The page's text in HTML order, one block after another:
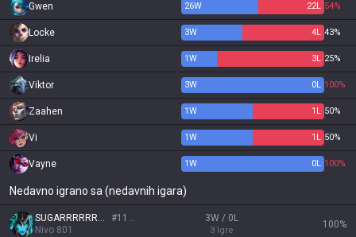
Gwen 26W 22L 54%
Locke 3W 4L 43%
Irelia 1W 3L 25%
Viktor 3W 0L 100%
Zaahen 1W 1 L 50%
Vi 1W 1 L 50%
Vayne 1W 0L 100%
Nedavno igrano sa (nedavnih igara)
SUGARRRRRRRRR #1186
Nivo 801
3W / 0L
3 Igre
100%